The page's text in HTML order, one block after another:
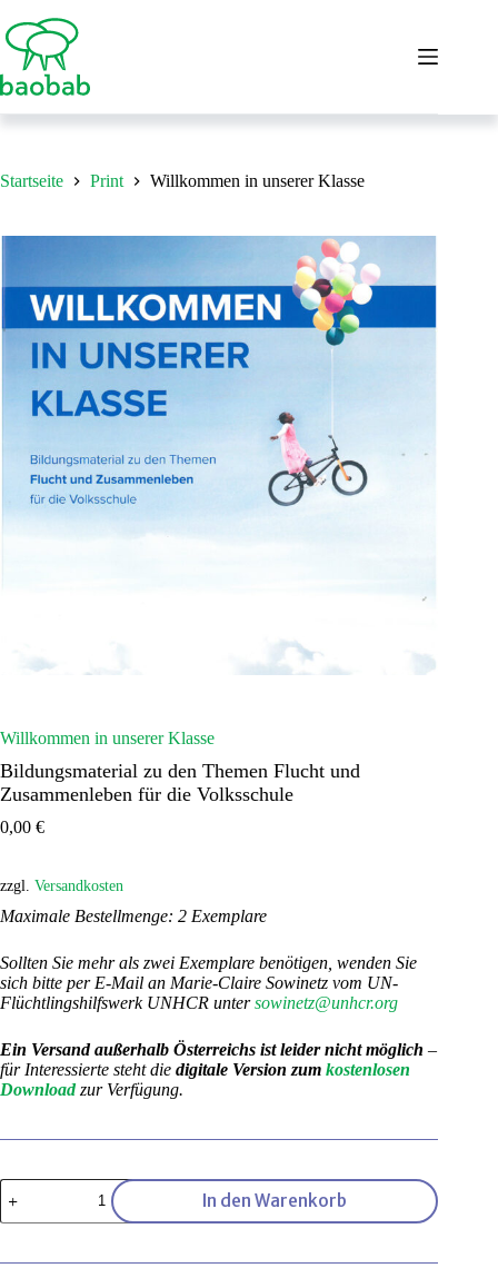
Inhalt
springen
Startseite Print Willkommen in unserer Klasse
Willkommen in unserer Klasse
Bildungsmaterial zu den Themen Flucht und
Zusammenleben für die Volksschule
0,00 €
zzgl. Versandkosten
Maximale Bestellmenge: 2 Exemplare
Sollten Sie mehr als zwei Exemplare benötigen, wenden Sie
sich bitte per E-Mail an Marie-Claire Sowinetz vom UN-
Flüchtlingshilfswerk UNHCR untersowinetz@unhcr.org
Ein Versand außerhalb Österreichs ist leider nicht möglich –
für Interessierte steht die digitale Version zum kostenlosen
Downloadzur Verfügung.
Willkommen
in
unserer
Menge
In den Warenkorb